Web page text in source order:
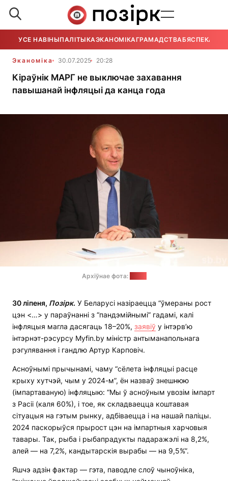
УСЕ НАВІНЫПАЛІТЫКАЭКАНОМІКАГРАМАДСТВАБЯСПЕКА
Эканоміка 30.07.2025 20:28
Кіраўнік МАРГ не выключае захавання
павышанай інфляцыі да канца года
Архіўнае фота:
30 ліпеня, Позірк. У Беларусі назіраецца “ўмераны рост
цэн <…> у параўнанні з “пандэмійнымі” гадамі, калі
інфляцыя магла дасягаць 18–20%, заявіў у інтэрв’ю
інтэрнэт-рэсурсу Myfin.by міністр антыманапольнага
рэгулявання і гандлю Артур Карповіч.
Асноўнымі прычынамі, чаму “сёлета інфляцыі расце
крыху хутчэй, чым у 2024-м”, ён назваў знешнюю
(імпартаваную) інфляцыю: “Мы ў асноўным увозім імпарт
з Расіі (каля 60%), і тое, як складваецца коштавая
сітуацыя на гэтым рынку, адбіваецца і на нашай паліцы.
2024 паскорыўся прырост цэн на імпартныя харчовыя
тавары. Так, рыба і рыбапрадукты падаражэлі на 8,2%,
алей — на 7,2%, кандытарскія вырабы — на 9,5%”.
Яшчэ адзін фактар — гэта, паводле слоў чыноўніка,